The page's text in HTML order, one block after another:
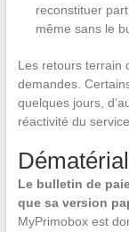
reconstituer
même sans le
Les retours terrain
demandes.
quelques jours,
réactivité du
Le bulletin de
que sa version
MyPrimobox est